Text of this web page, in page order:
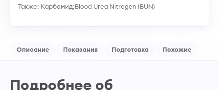
Также: Карбамид;Blood Urea Nitrogen (BUN)
Описание Показания Подготовка Похожие
Подробнее об